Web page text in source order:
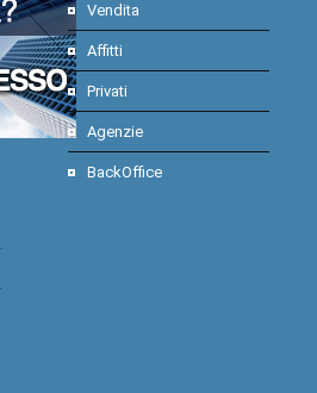
Vendita
Affitti
Privati
Agenzie
BackOffice